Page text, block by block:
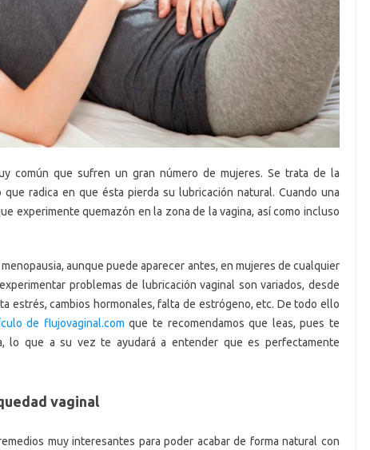
común que sufren un gran número de mujeres. Se trata de la
radica en que ésta pierda su lubricación natural. Cuando una
experimente quemazón en la zona de la vagina, así como incluso
aunque puede aparecer antes, en mujeres de cualquier
problemas de lubricación vaginal son variados, desde
estrés, cambios hormonales, falta de estrógeno, etc. De todo ello
de flujovaginal.com que te recomendamos que leas, pues te
lo que a su vez te ayudará a entender que es perfectamente
vaginal
muy interesantes para poder acabar de forma natural con